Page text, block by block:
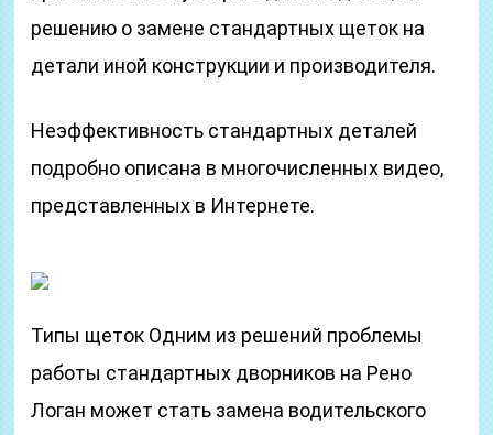
решению о замене стандартных щеток на
детали иной конструкции и производителя.
Неэффективность стандартных деталей
подробно описана в многочисленных видео,
представленных в Интернете.
Типы щеток Одним из решений проблемы
работы стандартных дворников на Рено
Логан может стать замена водительского